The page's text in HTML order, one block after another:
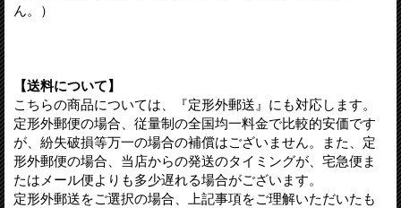
ん。）
【送料について】
こちらの商品については、『定形外郵送』にも対応します。
定形外郵便の場合、従量制の全国均一料金で比較的安価です
が、紛失破損等万一の場合の補償はございません。また、定
形外郵便の場合、当店からの発送のタイミングが、宅急便ま
たはメール便よりも多少遅れる場合がございます。
定形外郵送をご選択の場合、上記事項をご理解いただいたも